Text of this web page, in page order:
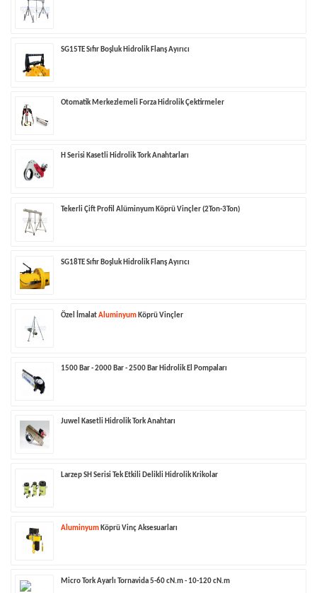
SG15TE Sıfır Boşluk Hidrolik Flanş Ayırıcı
Otomatik Merkezlemeli Forza Hidrolik Çektirmeler
H Serisi Kasetli Hidrolik Tork Anahtarları
Tekerli Çift Profil Alüminyum Köprü Vinçler (2Ton-3Ton)
SG18TE Sıfır Boşluk Hidrolik Flanş Ayırıcı
Özel İmalatAluminyum Köprü Vinçler
1500 Bar - 2000 Bar - 2500 Bar Hidrolik El Pompaları
Juwel Kasetli Hidrolik Tork Anahtarı
Larzep SH Serisi Tek Etkili Delikli Hidrolik Krikolar
Aluminyum Köprü Vinç Aksesuarları
Micro Tork Ayarlı Tornavida 5-60 cN.m - 10-120 cN.m